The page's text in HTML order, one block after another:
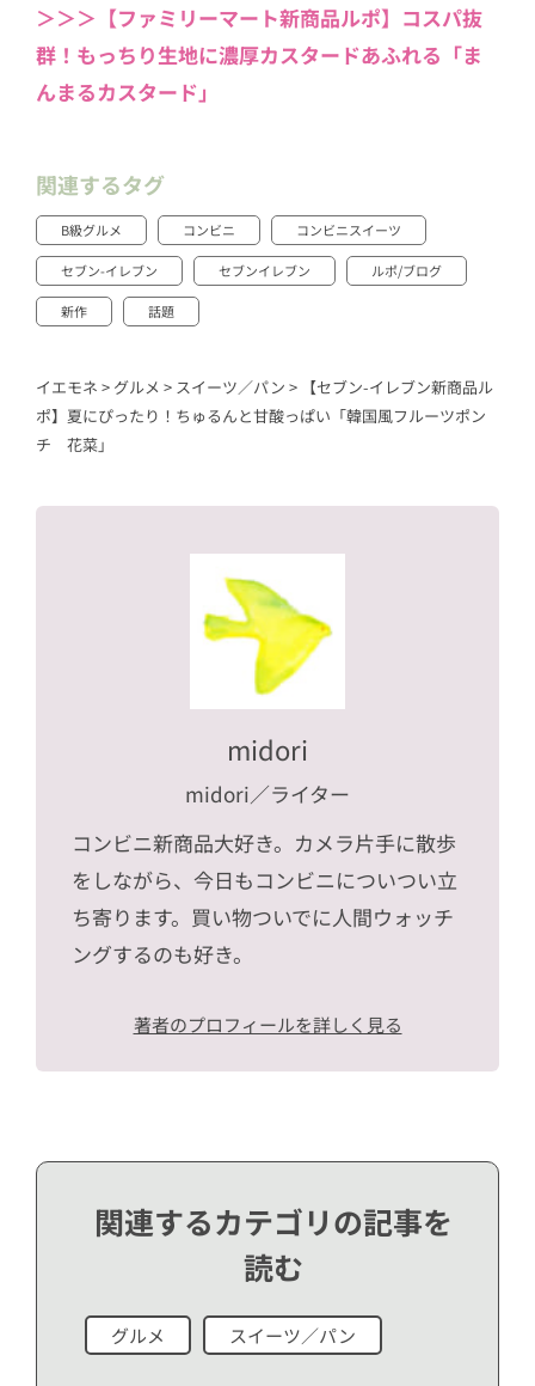
＞＞＞【ファミリーマート新商品ルポ】コスパ抜
群！もっちり生地に濃厚カスタードあふれる「ま
んまるカスタード」
関連するタグ
B級グルメ コンビニ コンビニスイーツ
セブン-イレブン セブンイレブン ルポ/ブログ
新作 話題
イエモネ > グルメ > スイーツ／パン > 【セブン-イレブン新商品ル
ポ】夏にぴったり！ちゅるんと甘酸っぱい「韓国風フルーツポン
チ 花菜」
midori
midori／ライター
コンビニ新商品大好き。カメラ片手に散歩
をしながら、今日もコンビニについつい立
ち寄ります。買い物ついでに人間ウォッチ
ングするのも好き。
著者のプロフィールを詳しく見る
関連するカテゴリの記事を
読む
グルメ スイーツ／パン